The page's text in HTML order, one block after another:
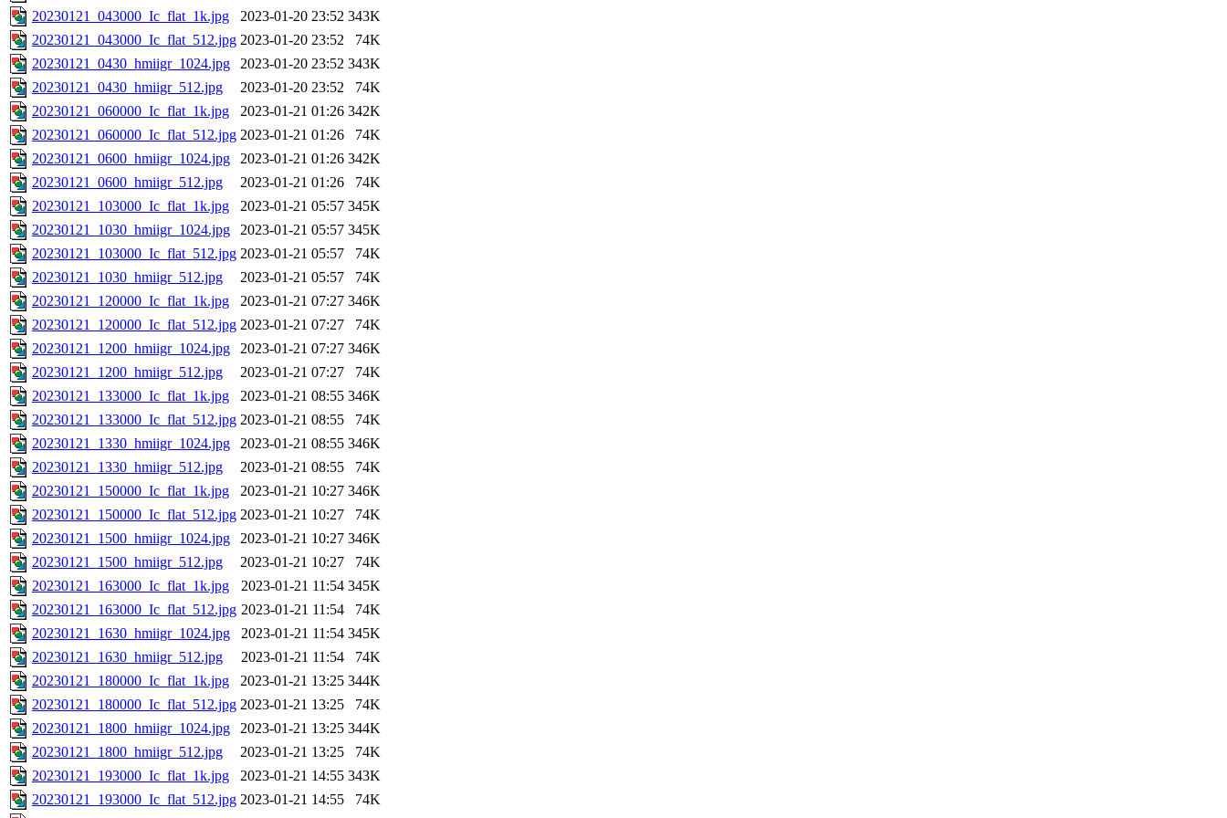
20230121_043000_Ic_flat_1k.jpg
2023-01-20 23:52 343K
20230121_043000_Ic_flat_512.jpg 2023-01-20 23:52
74K
20230121_0430_hmiigr_1024.jpg
2023-01-20 23:52 343K
20230121_0430_hmiigr_512.jpg
2023-01-20 23:52
74K
20230121_060000_Ic_flat_1k.jpg
2023-01-21 01:26 342K
20230121_060000_Ic_flat_512.jpg 2023-01-21 01:26
74K
20230121_0600_hmiigr_1024.jpg
2023-01-21 01:26 342K
20230121_0600_hmiigr_512.jpg
2023-01-21 01:26
74K
20230121_103000_Ic_flat_1k.jpg
2023-01-21 05:57 345K
20230121_1030_hmiigr_1024.jpg
2023-01-21 05:57 345K
20230121_103000_Ic_flat_512.jpg 2023-01-21 05:57
74K
20230121_1030_hmiigr_512.jpg
2023-01-21 05:57
74K
20230121_120000_Ic_flat_1k.jpg
2023-01-21 07:27 346K
20230121_120000_Ic_flat_512.jpg 2023-01-21 07:27
74K
20230121_1200_hmiigr_1024.jpg
2023-01-21 07:27 346K
20230121_1200_hmiigr_512.jpg
2023-01-21 07:27
74K
20230121_133000_Ic_flat_1k.jpg
2023-01-21 08:55 346K
20230121_133000_Ic_flat_512.jpg 2023-01-21 08:55
74K
20230121_1330_hmiigr_1024.jpg
2023-01-21 08:55 346K
20230121_1330_hmiigr_512.jpg
2023-01-21 08:55
74K
20230121_150000_Ic_flat_1k.jpg
2023-01-21 10:27 346K
20230121_150000_Ic_flat_512.jpg 2023-01-21 10:27
74K
20230121_1500_hmiigr_1024.jpg
2023-01-21 10:27 346K
20230121_1500_hmiigr_512.jpg
2023-01-21 10:27
74K
20230121_163000_Ic_flat_1k.jpg
2023-01-21 11:54 345K
20230121_163000_Ic_flat_512.jpg 2023-01-21 11:54
74K
20230121_1630_hmiigr_1024.jpg
2023-01-21 11:54 345K
20230121_1630_hmiigr_512.jpg
2023-01-21 11:54
74K
20230121_180000_Ic_flat_1k.jpg
2023-01-21 13:25 344K
20230121_180000_Ic_flat_512.jpg 2023-01-21 13:25
74K
20230121_1800_hmiigr_1024.jpg
2023-01-21 13:25 344K
20230121_1800_hmiigr_512.jpg
2023-01-21 13:25
74K
20230121_193000_Ic_flat_1k.jpg
2023-01-21 14:55 343K
20230121_193000_Ic_flat_512.jpg 2023-01-21 14:55
74K